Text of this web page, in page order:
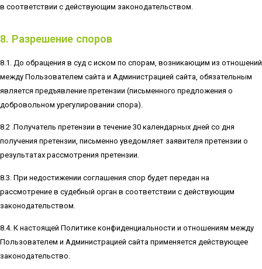
в соответствии с действующим законодательством.
8. Разрешение споров
8.1. До обращения в суд с иском по спорам, возникающим из отношений
между Пользователем сайта и Администрацией сайта, обязательным
является предъявление претензии (письменного предложения о
добровольном урегулировании спора).
8.2 .Получатель претензии в течение 30 календарных дней со дня
получения претензии, письменно уведомляет заявителя претензии о
результатах рассмотрения претензии.
8.3. При недостижении соглашения спор будет передан на
рассмотрение в судебный орган в соответствии с действующим
законодательством.
8.4. К настоящей Политике конфиденциальности и отношениям между
Пользователем и Администрацией сайта применяется действующее
законодательство.